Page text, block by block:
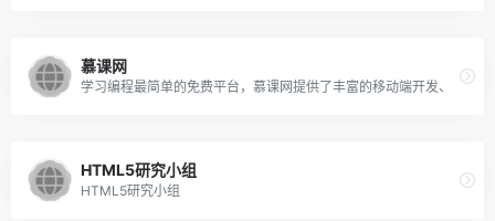
慕课网
学习编程最简单的免费平台，慕课网提供了丰富的移动端开发、
HTML5研究小组
HTML5研究小组